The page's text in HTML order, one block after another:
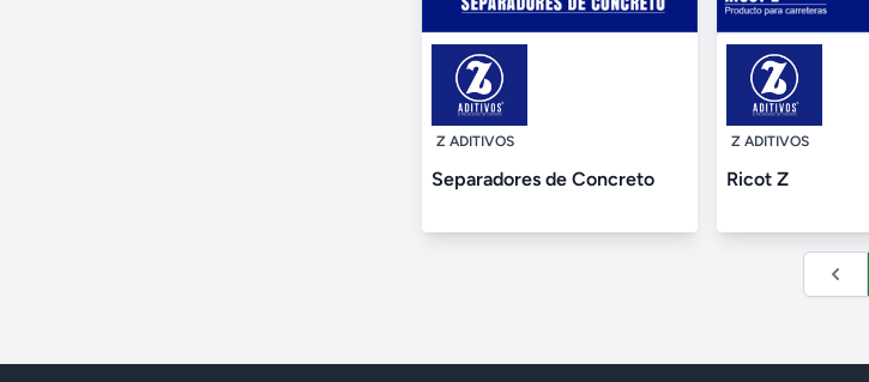
Z ADITIVOS
Separadores de Concreto
Z ADITIVOS
Ricot Z